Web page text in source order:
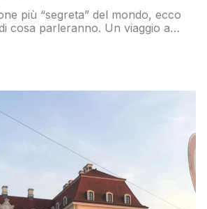
più “segreta” del mondo, ecco
cosa parleranno. Un viaggio a